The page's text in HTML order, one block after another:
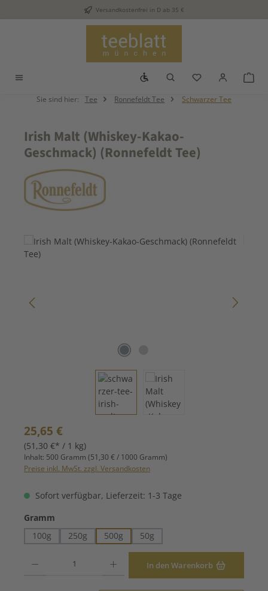
Zum Hauptinhalt springenVersandkostenfrei in D ab 35 €
Werkzeugleiste anzeigen
Du hast 0
Sie sind hier: Tee Ronnefeldt Tee Schwarzer Tee
Irish Malt (Whiskey-Kakao-
Geschmack) (Ronnefeldt Tee)
Bildergalerie überspringen
Regulärer Preis:
25,65 €
(51,30 €* / 1 kg)
Inhalt: 500 Gramm (51,30 € / 1000 Gramm)
Preise inkl. MwSt. zzgl. Versandkosten
Sofort verfügbar, Lieferzeit: 1-3 Tage
Gramm
100g
250g 500g 50g
In den Warenkorb